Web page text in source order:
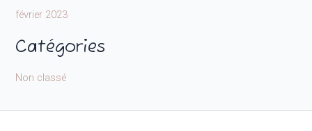
février 2023
Catégories
Non classé